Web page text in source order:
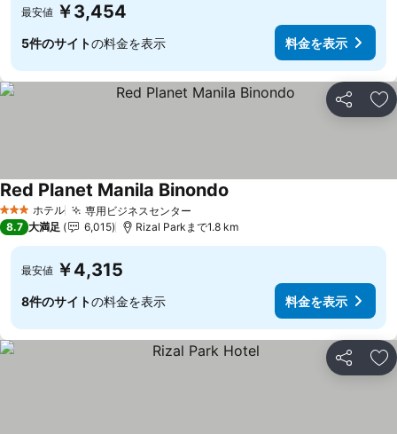
最安値 ￥3,454
5件のサイトの料金を表示 料金を表示
シェア お
3 ホテルのランク
ホテル 専用ビジネスセンター
Red Planet Manila Binondo
8.7 大満足 6,015 Rizal Parkまで1.8 km
最安値 ￥4,315
8件のサイトの料金を表示 料金を表示
シェア お